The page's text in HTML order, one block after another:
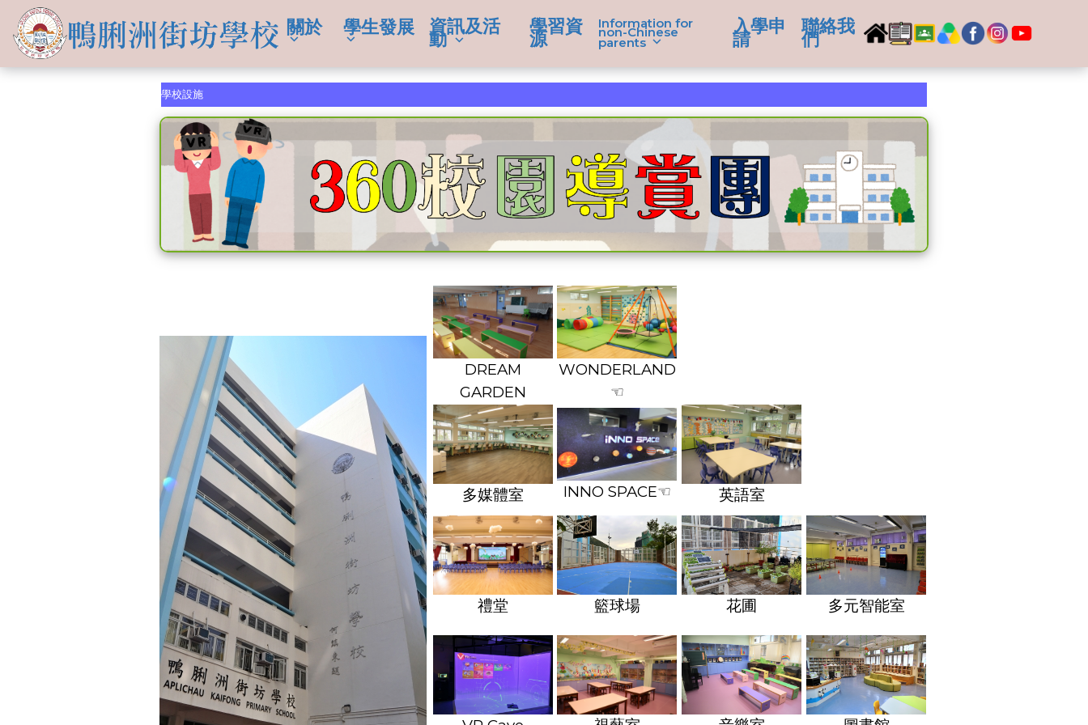
關於 學生發展
學生成就
資訊及活
動
學習資
源
Information for
non-Chinese
parents
入學申
請
聯絡我
們
學校設施
DREAM
GARDEN
WONDERLAND
☜
多媒體室 INNO SPACE☜ 英語室
禮堂 籃球場 花圃 多元智能室